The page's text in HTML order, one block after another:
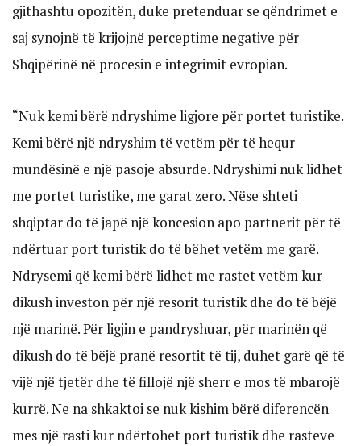
gjithashtu opozitën, duke pretenduar se qëndrimet e
saj synojnë të krijojnë perceptime negative për
Shqipërinë në procesin e integrimit evropian.
“Nuk kemi bërë ndryshime ligjore për portet turistike.
Kemi bërë një ndryshim të vetëm për të hequr
mundësinë e një pasoje absurde. Ndryshimi nuk lidhet
me portet turistike, me garat zero. Nëse shteti
shqiptar do të japë një koncesion apo partnerit për të
ndërtuar port turistik do të bëhet vetëm me garë.
Ndrysemi që kemi bërë lidhet me rastet vetëm kur
dikush investon për një resorit turistik dhe do të bëjë
një marinë. Për ligjin e pandryshuar, për marinën që
dikush do të bëjë pranë resortit të tij, duhet garë që të
vijë një tjetër dhe të fillojë një sherr e mos të mbarojë
kurrë. Ne na shkaktoi se nuk kishim bërë diferencën
mes një rasti kur ndërtohet port turistik dhe rasteve